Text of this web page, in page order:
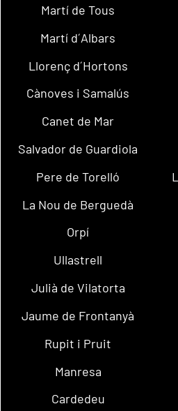
Martí de Tous
Martí d´Albars
Llorenç d´Hortons
Cànoves i Samalús
Canet de Mar
Salvador de Guardiola
Pere de Torelló
La Nou de Berguedà
Orpí
Ullastrell
Julià de Vilatorta
Jaume de Frontanyà
Rupit i Pruit
Manresa
Cardedeu